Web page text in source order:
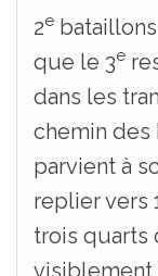
2e
que le 3e
dans les
chemin des
parvient à
replier vers
trois quarts
visiblement